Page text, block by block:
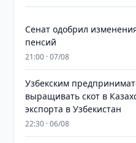
Сенат одобрил
пенсий
21:00 · 07/08
Узбекским
выращивать скот в
экспорта в Узбекистан
22:30 · 06/08